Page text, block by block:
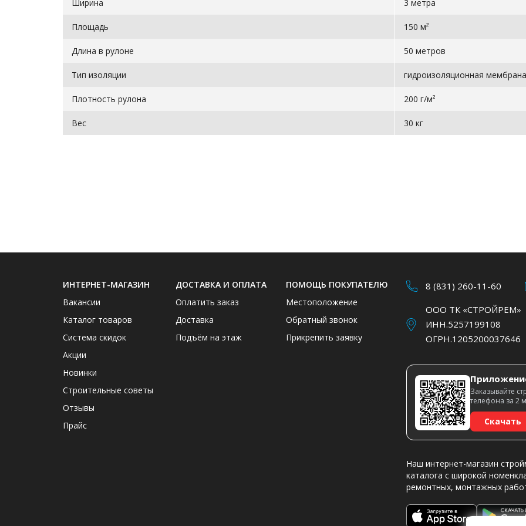
Ширина 3 метра
Площадь 150 м²
Длина в рулоне 50 метров
Тип изоляции гидроизоляционная мембрана
Плотность рулона 200 г/м²
Вес 30 кг
ИНТЕРНЕТ-МАГАЗИН
Вакансии
Каталог товаров
Система скидок
Акции
Новинки
Строительные советы
Отзывы
Прайс
ДОСТАВКА И ОПЛАТА
Оплатить заказ
Доставка
Подъём на этаж
ПОМОЩЬ ПОКУПАТЕЛЮ
Местоположение
Обратный звонок
Прикрепить заявку
8 (831) 260-11-60
ООО ТК «СТРОЙРЕМ»
ИНН.5257199108
ОГРН.1205200037646
Заказывайте
телефона за 2
Скачать
Наш интернет-магазин
каталога с широкой
ремонтных, монтажных